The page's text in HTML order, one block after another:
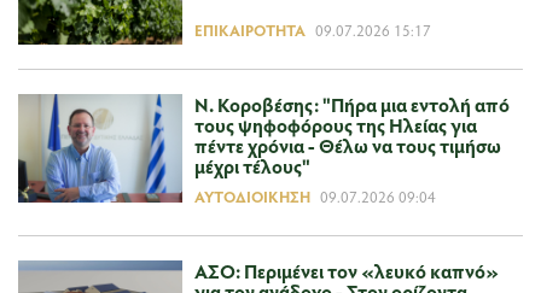
ΕΠΙΚΑΙΡΌΤΗΤΑ 09.07.2026 15:17
Ν. Κοροβέσης: "Πήρα μια εντολή από
τους ψηφοφόρους της Ηλείας για
πέντε χρόνια - Θέλω να τους τιμήσω
μέχρι τέλους"
ΑΥΤΟΔΙΟΊΚΗΣΗ 09.07.2026 09:04
ΑΣΟ: Περιμένει τον «λευκό καπνό»